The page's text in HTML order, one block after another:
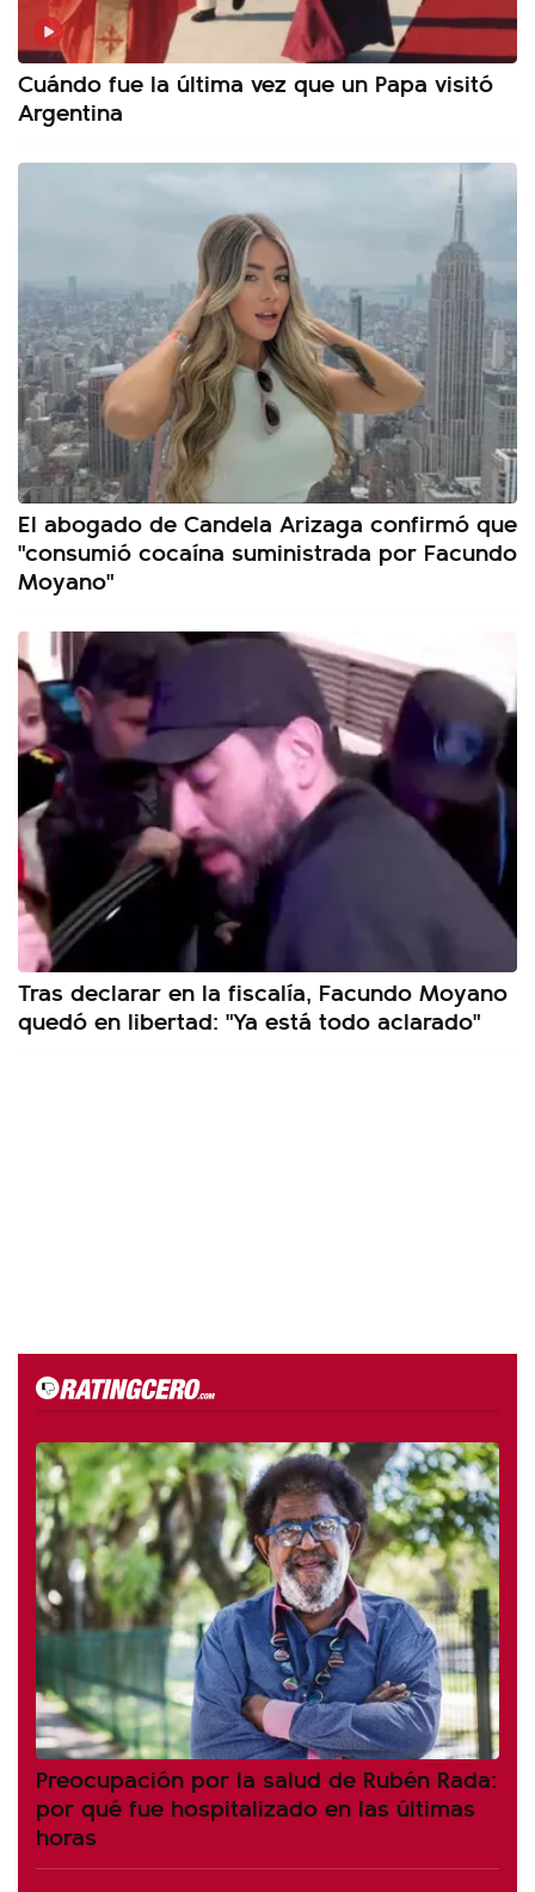
Cuándo fue la última vez que un Papa visitó
Argentina
El abogado de Candela Arizaga confirmó que
"consumió cocaína suministrada por Facundo
Moyano"
Tras declarar en la fiscalía, Facundo Moyano
quedó en libertad: "Ya está todo aclarado"
Preocupación por la salud de Rubén Rada:
por qué fue hospitalizado en las últimas
horas